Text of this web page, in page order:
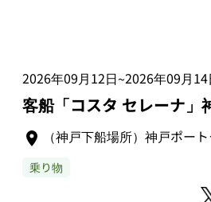
2026年09月12日~2026年09月14
客船「コスタ セレーナ」
（神戸下船場所）神戸ポー
乗り物